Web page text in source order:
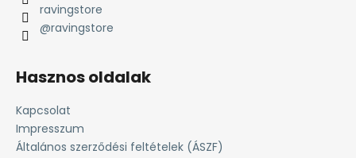
ravingstore
@ravingstore
Hasznos oldalak
Kapcsolat
Impresszum
Általános szerződési feltételek (ÁSZF)